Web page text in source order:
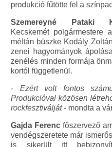
produkció fűtötte fel a
Szemereyné Pataki
Kecskemét polgármestere
méltán büszke Kodály
zenei hagyományok
zenélés minden formája
kortól függetlenül.
- Ezért volt fontos
Produkcióval közösen
rockfesztiválját- mondta a
Gajda Ferenc főszervező
vendégszeretete már
is sikerült itt